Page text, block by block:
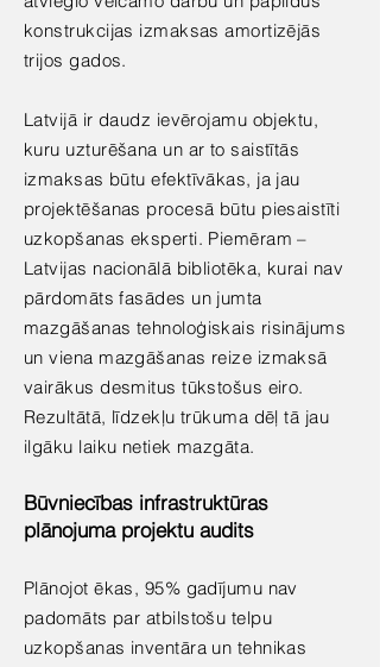
konstrukcijas izmaksas amortizējās
trijos gados.
Latvijā ir daudz ievērojamu objektu,
kuru uzturēšana un ar to saistītās
izmaksas būtu efektīvākas, ja jau
projektēšanas procesā būtu piesaistīti
uzkopšanas eksperti. Piemēram –
Latvijas nacionālā bibliotēka, kurai nav
pārdomāts fasādes un jumta
mazgāšanas tehnoloģiskais risinājums
un viena mazgāšanas reize izmaksā
vairākus desmitus tūkstošus eiro.
Rezultātā, līdzekļu trūkuma dēļ tā jau
ilgāku laiku netiek mazgāta.
Būvniecības infrastruktūras
plānojuma projektu audits
Plānojot ēkas, 95% gadījumu nav
padomāts par atbilstošu telpu
uzkopšanas inventāra un tehnikas